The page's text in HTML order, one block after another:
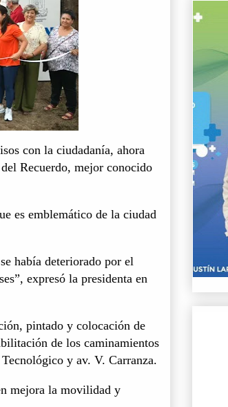
con la ciudadanía, ahora
Recuerdo, mejor conocido
es emblemático de la ciudad
había deteriorado por el
expresó la presidenta en
pintado y colocación de
de los caminamientos
y av. V. Carranza.
mejora la movilidad y